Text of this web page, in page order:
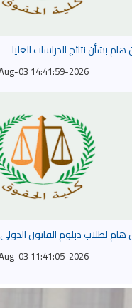
هام بشأن نتائج الدراسات العليا
2026-Aug-03 14:41:59
هام لطلاب دبلوم القانون الدولي
2026-Aug-03 11:41:05